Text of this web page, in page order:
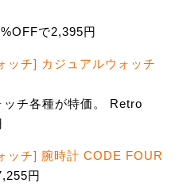
で2,395円
ッチ] カジュアルウォッチ
チ各種が特価。 Retro
ッチ] 腕時計 CODE FOUR
円